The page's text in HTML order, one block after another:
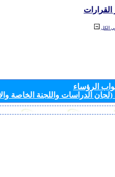
القرارات
الكل
الرؤساء
(لجان الدراسات واللجنة الخاصة